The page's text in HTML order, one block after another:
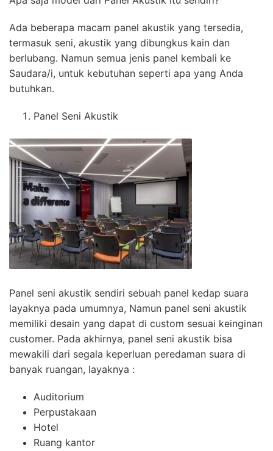
Ada beberapa macam panel akustik yang tersedia,
termasuk seni, akustik yang dibungkus kain dan
berlubang. Namun semua jenis panel kembali ke
Saudara/i, untuk kebutuhan seperti apa yang Anda
butuhkan.
Panel Seni Akustik
Panel seni akustik sendiri sebuah panel kedap suara
layaknya pada umumnya, Namun panel seni akustik
memiliki desain yang dapat di custom sesuai keinginan
customer. Pada akhirnya, panel seni akustik bisa
mewakili dari segala keperluan peredaman suara di
banyak ruangan, layaknya :
Auditorium
Perpustakaan
Hotel
Ruang kantor